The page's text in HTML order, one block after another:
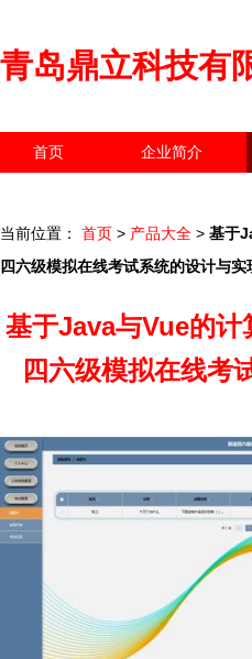
青岛鼎立科技有
首页 企业简介
当前位置： 首页 > 产品大全 > 基于
四六级模拟在线考试系统的设计与实
基于Java与Vue的
四六级模拟在线考